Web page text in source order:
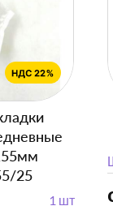
25
1 шт